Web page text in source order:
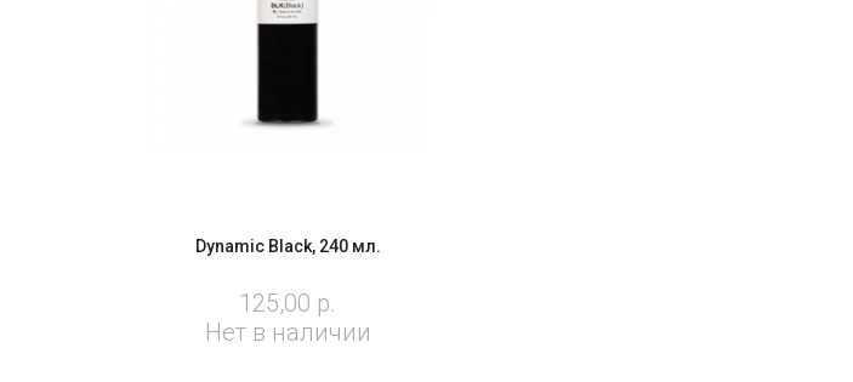
Dynamic Black, 240 мл.
125,00 р.
Нет в наличии